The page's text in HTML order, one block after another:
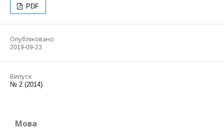
PDF
Опубліковано
2019-09-23
Випуск
№ 2 (2014)
Мова